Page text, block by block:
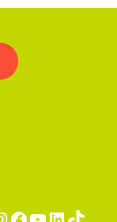
Instagram
Facebook